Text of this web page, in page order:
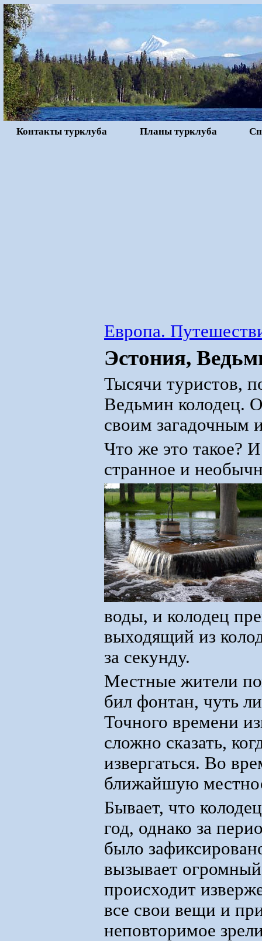
Контакты турклуба Планы турклуба
Европа.
Эстония,
Тысячи туристов,
Ведьмин колодец.
своим загадочным
Что же это такое?
странное и
воды, и колодец
выходящий из
за секунду.
Местные жители
бил фонтан, чуть
Точного времени
сложно сказать,
извергаться. Во
ближайшую
Бывает, что
год, однако за
было
вызывает
происходит
все свои вещи и
неповторимое